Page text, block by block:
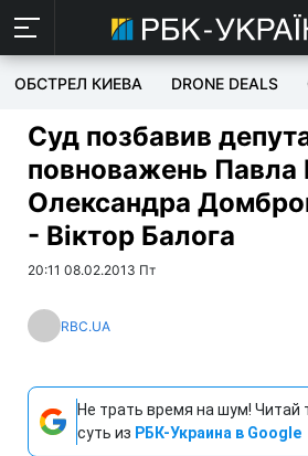
ОБСТРЕЛ КИЕВА DRONE DEALS
Суд позбавив
повноважень Павла
Олександра
- Віктор Балога
20:11 08.02.2013 Пт
RBC.UA
Не трать время на шум! Читай
суть из РБК-Украина в Google